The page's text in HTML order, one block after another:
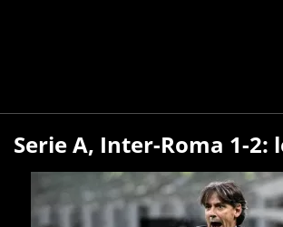
Serie A, Inter-Roma 1-2: